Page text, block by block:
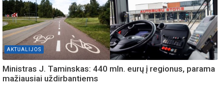
AKTUALIJOS
Ministras J. Taminskas: 440 mln. eurų į regionus, parama
mažiausiai uždirbantiems